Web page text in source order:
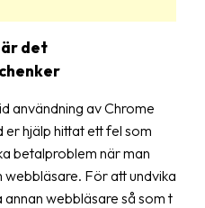
är det
användning av Chrome
hjälp hittat ett fel som
betalproblem när man
För att undvika
webbläsare så som t